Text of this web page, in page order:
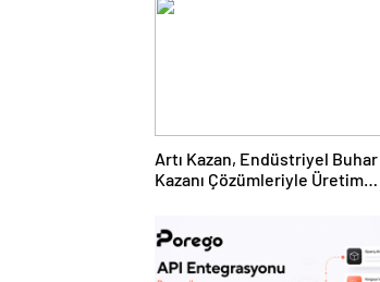
Artı Kazan, Endüstriyel Buhar
Kazanı Çözümleriyle Üretim